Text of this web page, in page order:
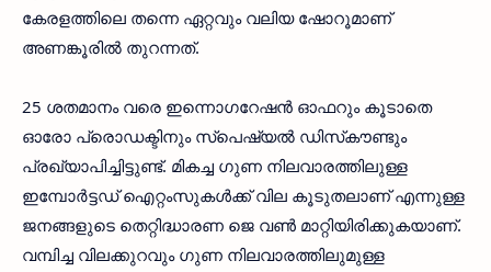
കേരളത്തിലെ തന്നെ ഏറ്റവും വലിയ ഷോറൂമാണ്
അണങ്കൂരില്‍ തുറന്നത്.
25 ശതമാനം വരെ ഇന്നൊഗറേഷന്‍ ഓഫറും കൂടാതെ
ഓരോ പ്രൊഡക്ടിനും സ്പെഷ്യല്‍ ഡിസ്‌കൗണ്ടും
പ്രഖ്യാപിച്ചിട്ടുണ്ട്. മികച്ച ഗുണ നിലവാരത്തിലുള്ള
ഇമ്പോര്‍ട്ടഡ് ഐറ്റംസുകള്‍ക്ക് വില കൂടുതലാണ് എന്നുള്ള
ജനങ്ങളുടെ തെറ്റിദ്ധാരണ ജെ വണ്‍ മാറ്റിയിരിക്കുകയാണ്.
വമ്പിച്ച വിലക്കുറവും ഗുണ നിലവാരത്തിലുമുള്ള